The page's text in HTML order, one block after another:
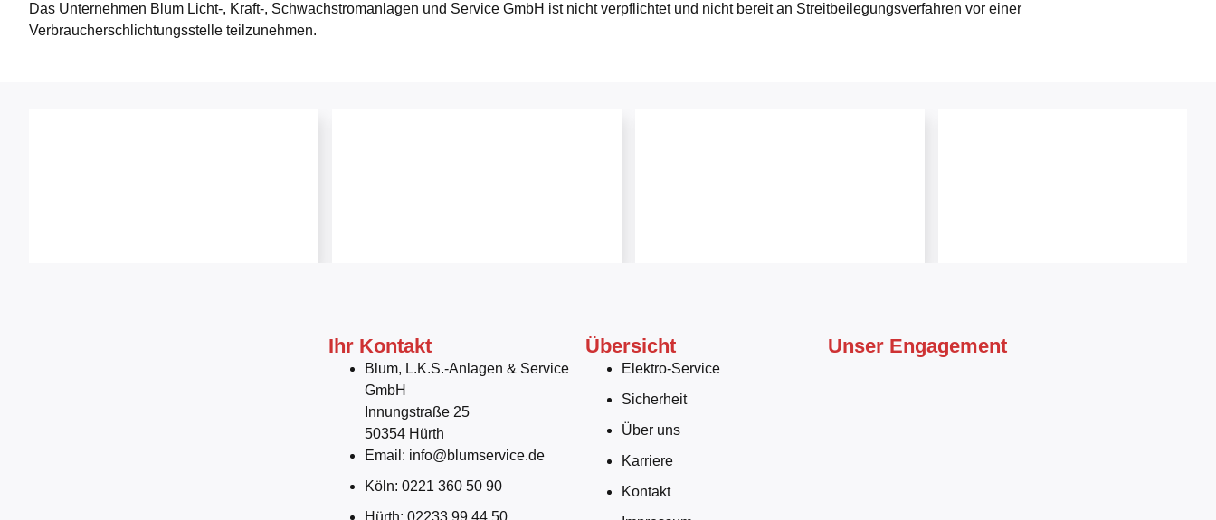
Das Unternehmen Blum Licht-, Kraft-, Schwachstromanlagen und Service GmbH ist nicht verpflichtet und nicht bereit an Streitbeilegungsverfahren vor einer
Verbraucherschlichtungsstelle teilzunehmen.
Ihr Kontakt
Blum, L.K.S.-Anlagen & Service
GmbH
Innungstraße 25
50354 Hürth
Email: info@blumservice.de
Köln: 0221 360 50 90
Übersicht
Elektro-Service
Sicherheit
Über uns
Karriere
Kontakt
Unser Engagement